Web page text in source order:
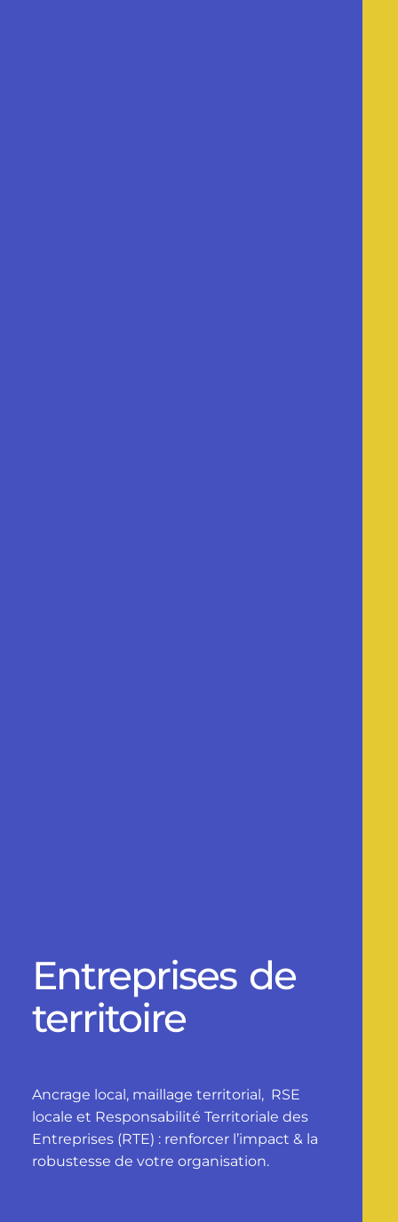
Entreprises de
territoire
Ancrage local, maillage territorial, RSE
locale et Responsabilité Territoriale des
Entreprises (RTE) : renforcer l’impact & la
robustesse de votre organisation.